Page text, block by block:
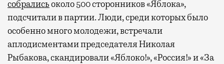
собралисьоколо 500 сторонников «Яблока»,
подсчитали в партии. Люди, среди которых было
особенно много молодежи, встречали
аплодисментами председателя Николая
Рыбакова, скандировали «Яблоко!», «Россия!» и «За